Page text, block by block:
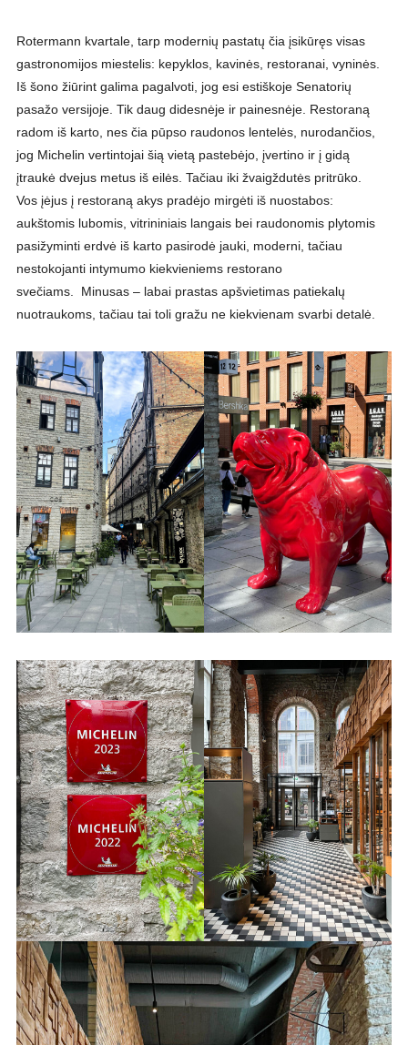
Rotermann kvartale, tarp modernių pastatų čia įsikūręs visas
gastronomijos miestelis: kepyklos, kavinės, restoranai, vyninės.
Iš šono žiūrint galima pagalvoti, jog esi estiškoje Senatorių
pasažo versijoje. Tik daug didesnėje ir painesnėje. Restoraną
radom iš karto, nes čia pūpso raudonos lentelės, nurodančios,
jog Michelin vertintojai šią vietą pastebėjo, įvertino ir į gidą
įtraukė dvejus metus iš eilės. Tačiau iki žvaigždutės pritrūko.
Vos įėjus į restoraną akys pradėjo mirgėti iš nuostabos:
aukštomis lubomis, vitrininiais langais bei raudonomis plytomis
pasižyminti erdvė iš karto pasirodė jauki, moderni, tačiau
nestokojanti intymumo kiekvieniems restorano
svečiams. Minusas – labai prastas apšvietimas patiekalų
nuotraukoms, tačiau tai toli gražu ne kiekvienam svarbi detalė.